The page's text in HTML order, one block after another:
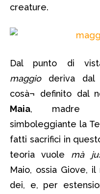
creature.
Dal punto di
maggioderiva dal
cosà¬ definito dal
Maia, madre
simboleggiante la
fatti sacrifici in
teoria vuole mà
Maio, ossia Giove,
dei, e, per